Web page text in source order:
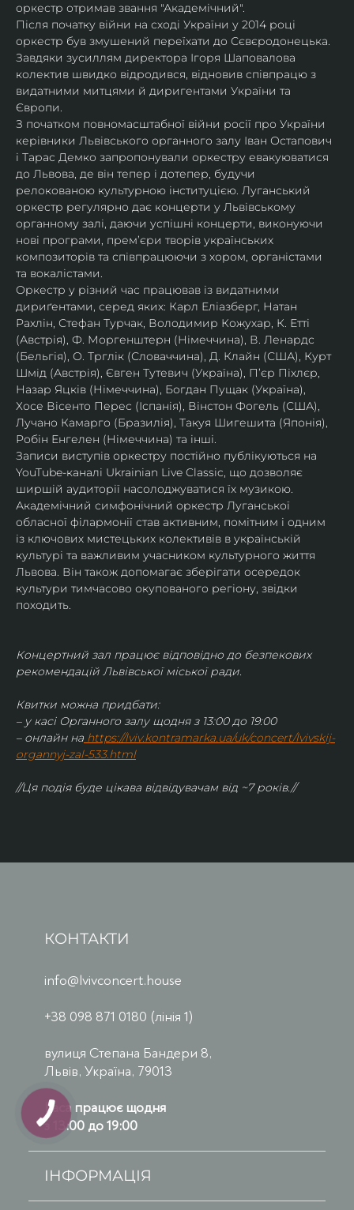
оркестр отримав звання "Академічний".
Після початку війни на сході України у 2014 році
оркестр був змушений переїхати до Сєвєродонецька.
Завдяки зусиллям директора Ігоря Шаповалова
колектив швидко відродився, відновив співпрацю з
видатними митцями й диригентами України та
Європи.
З початком повномасштабної війни росії про України
керівники Львівського органного залу Іван Остапович
і Тарас Демко запропонували оркестру евакуюватися
до Львова, де він тепер і дотепер, будучи
релокованою культурною інституцією. Луганський
оркестр регулярно дає концерти у Львівському
органному залі, даючи успішні концерти, виконуючи
нові програми, прем’єри творів українських
композиторів та співпрацюючи з хором, органістами
та вокалістами.
Оркестр у різний час працював із видатними
дириґентами, серед яких: Карл Еліазберг, Натан
Рахлін, Стефан Турчак, Володимир Кожухар, К. Етті
(Австрія), Ф. Моргенштерн (Німеччина), В. Ленардс
(Бельгія), О. Трглік (Словаччина), Д. Клайн (США), Курт
Шмід (Австрія), Євген Тутевич (Україна), П’єр Піхлєр,
Назар Яцків (Німеччина), Богдан Пущак (Україна),
Хосе Вісенто Перес (Іспанія), Вінстон Фогель (США),
Лучано Камарго (Бразилія), Такуя Шигешита (Японія),
Робін Енгелен (Німеччина) та інші.
Записи виступів оркестру постійно публікуються на
YouTube-каналі Ukrainian Live Classic, що дозволяє
ширшій аудиторії насолоджуватися їх музикою​.
Академічний симфонічний оркестр Луганської
обласної філармонії став активним, помітним і одним
із ключових мистецьких колективів в українській
культурі та важливим учасником культурного життя
Львова. Він також допомагає зберігати осередок
культури тимчасово окупованого регіону, звідки
походить.
Концертний зал працює відповідно до безпекових
рекомендацій Львівської міської ради.
Квитки можна придбати:
– у касі Органного залу щодня з 13:00 до 19:00
– онлайн на https://lviv.kontramarka.ua/uk/concert/lvivskij-
organnyj-zal-533.html
//Ця подія буде цікава відвідувачам від ~7 років.//
КОНТАКТИ
info@lvivconcert.house
+38 098 871 0180 (лінія 1)
вулиця Степана Бандери 8,
Львів, Україна, 79013
Каса працює щодня
з 13:00 до 19:00
ІНФОРМАЦІЯ